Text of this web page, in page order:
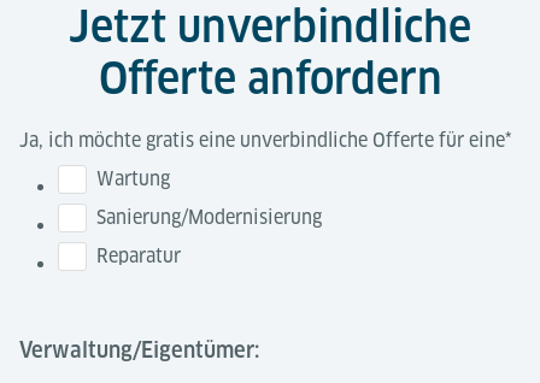
Jetzt unverbindliche
Offerte anfordern
Ja, ich möchte gratis eine unverbindliche Offerte für eine*
Wartung
Sanierung/Modernisierung
Reparatur
Verwaltung/Eigentümer: